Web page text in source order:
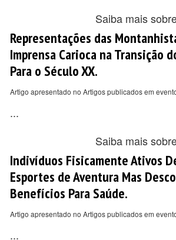
Saiba mais
Representações das
Imprensa Carioca na Transição
Para o Século XX.
Artigo apresentado no Artigos publicados em
...
Saiba mais
Indivíduos Fisicamente Ativos
Esportes de Aventura Mas
Benefícios Para Saúde.
Artigo apresentado no Artigos publicados em
...